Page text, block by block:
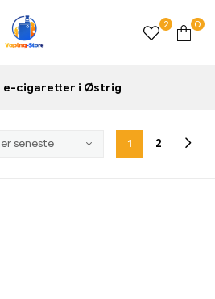
2 0
e-cigaretter i Østrig
1 2